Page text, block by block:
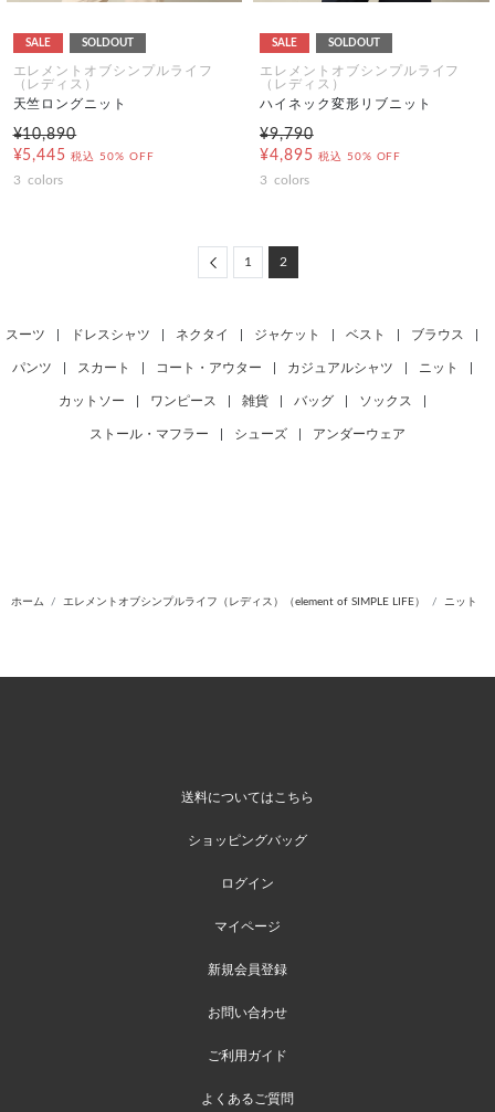
SALE SOLDOUT
エレメントオブシンプルライフ
（レディス）
天竺ロングニット
¥10,890
¥5,445 税込 50% OFF
3 colors
SALE SOLDOUT
エレメントオブシンプルライフ
（レディス）
ハイネック変形リブニット
¥9,790
¥4,895 税込 50% OFF
3 colors
Previous
1 2
スーツ ドレスシャツ ネクタイ ジャケット ベスト ブラウス
パンツ スカート コート・アウター カジュアルシャツ ニット
カットソー ワンピース 雑貨 バッグ ソックス
ストール・マフラー シューズ アンダーウェア
ホーム エレメントオブシンプルライフ（レディス）（element of SIMPLE LIFE） ニット
送料についてはこちら
ショッピングバッグ
ログイン
マイページ
新規会員登録
お問い合わせ
ご利用ガイド
よくあるご質問